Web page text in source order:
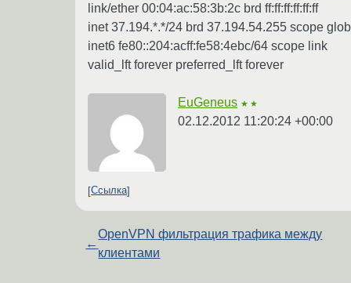
link/ether 00:04:ac:58:3b:2c brd ff:ff:ff:ff:ff:ff
inet 37.194.*.*/24 brd 37.194.54.255 scope
inet6 fe80::204:acff:fe58:4ebc/64 scope link
valid_lft forever preferred_lft forever
EuGeneus ★★
02.12.2012 11:20:24 +00:00
Ссылка
←
OpenVPN фильтрация трафика между
клиентами